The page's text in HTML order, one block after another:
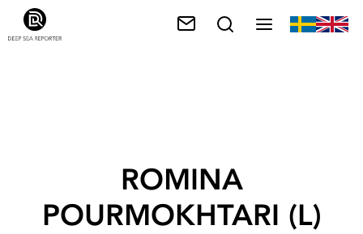
ROMINA
POURMOKHTARI (L)